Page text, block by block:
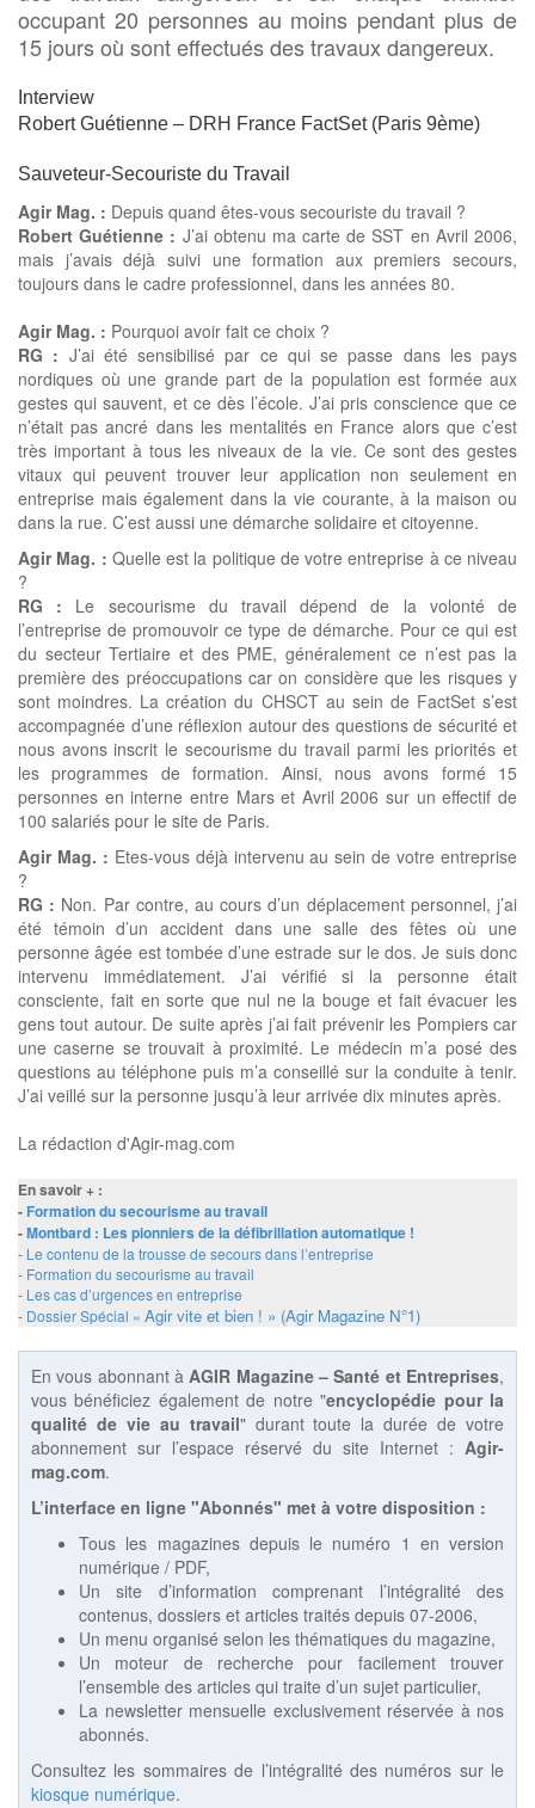
occupant 20 personnes au moins pendant plus de
15 jours où sont effectués des travaux dangereux.
Interview
Robert Guétienne – DRH France FactSet (Paris 9ème)
Sauveteur-Secouriste du Travail
Agir Mag. : Depuis quand êtes-vous secouriste du travail ?
Robert Guétienne : J’ai obtenu ma carte de SST en Avril 2006,
mais j’avais déjà suivi une formation aux premiers secours,
toujours dans le cadre professionnel, dans les années 80.
Agir Mag. : Pourquoi avoir fait ce choix ?
RG : J’ai été sensibilisé par ce qui se passe dans les pays
nordiques où une grande part de la population est formée aux
gestes qui sauvent, et ce dès l’école. J’ai pris conscience que ce
n’était pas ancré dans les mentalités en France alors que c’est
très important à tous les niveaux de la vie. Ce sont des gestes
vitaux qui peuvent trouver leur application non seulement en
entreprise mais également dans la vie courante, à la maison ou
dans la rue. C’est aussi une démarche solidaire et citoyenne.
Agir Mag. : Quelle est la politique de votre entreprise à ce niveau
?
RG : Le secourisme du travail dépend de la volonté de
l’entreprise de promouvoir ce type de démarche. Pour ce qui est
du secteur Tertiaire et des PME, généralement ce n’est pas la
première des préoccupations car on considère que les risques y
sont moindres. La création du CHSCT au sein de FactSet s’est
accompagnée d’une réflexion autour des questions de sécurité et
nous avons inscrit le secourisme du travail parmi les priorités et
les programmes de formation. Ainsi, nous avons formé 15
personnes en interne entre Mars et Avril 2006 sur un effectif de
100 salariés pour le site de Paris.
Agir Mag. : Etes-vous déjà intervenu au sein de votre entreprise
?
RG : Non. Par contre, au cours d’un déplacement personnel, j’ai
été témoin d’un accident dans une salle des fêtes où une
personne âgée est tombée d’une estrade sur le dos. Je suis donc
intervenu immédiatement. J’ai vérifié si la personne était
consciente, fait en sorte que nul ne la bouge et fait évacuer les
gens tout autour. De suite après j’ai fait prévenir les Pompiers car
une caserne se trouvait à proximité. Le médecin m’a posé des
questions au téléphone puis m’a conseillé sur la conduite à tenir.
J’ai veillé sur la personne jusqu’à leur arrivée dix minutes après.
La rédaction d'Agir-mag.com
En savoir + :
- Formation du secourisme au travail
-Montbard : Les pionniers de la défibrillation automatique !
- Le contenu de la trousse de secours dans l’entreprise
- Formation du secourisme au travail
- Les cas d’urgences en entreprise
- Dossier Spécial « Agir vite et bien ! » (Agir Magazine N°1)
En vous abonnant àAGIR Magazine – Santé et Entreprises,
vous bénéficiez également de notre "encyclopédie pour la
qualité de vie au travail" durant toute la durée de votre
abonnement sur l’espace réservé du site Internet : Agir-
mag.com.
L’interface en ligne "Abonnés" met à votre disposition :
Tous les magazines depuis le numéro 1 en version
numérique / PDF,
Un site d’information comprenant l’intégralité des
contenus, dossiers et articles traités depuis 07-2006,
Un menu organisé selon les thématiques du magazine,
Un moteur de recherche pour facilement trouver
l’ensemble des articles qui traite d’un sujet particulier,
La newsletter mensuelle exclusivement réservée à nos
abonnés.
Consultez les sommaires de l’intégralité des numéros sur le
kiosque numérique.